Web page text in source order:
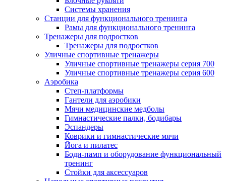
Системы хранения
Станции для функционального тренинга
Рамы для функционального тренинга
Тренажеры для подростков
Тренажеры для подростков
Уличные спортивные тренажеры
Уличные спортивные тренажеры серия 700
Уличные спортивные тренажеры серия 600
Аэробика
Степ-платформы
Гантели для аэробики
Мячи медицинские медболы
Гимнастические палки, бодибары
Эспандеры
Коврики и гимнастические мячи
Йога и пилатес
Боди-памп и оборудование функциональный
тренинг
Стойки для аксессуаров